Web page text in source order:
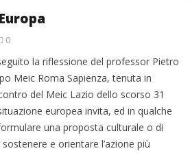
0
la riflessione del professor Pietro
Meic Roma Sapienza, tenuta in
del Meic Lazio dello scorso 31
europea invita, ed in qualche
una proposta culturale o di
e orientare l’azione più